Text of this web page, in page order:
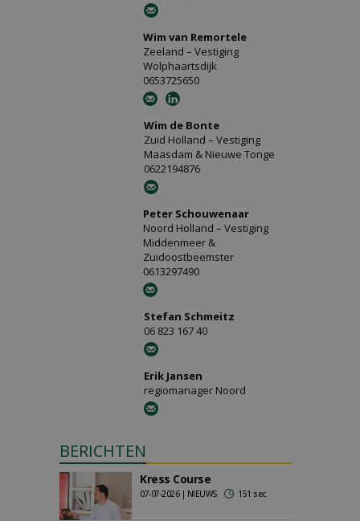
Wim van Remortele
Zeeland – Vestiging
Wolphaartsdijk
0653725650
Wim de Bonte
Zuid Holland – Vestiging
Maasdam & Nieuwe Tonge
0622194876
Peter Schouwenaar
Noord Holland – Vestiging
Middenmeer &
Zuidoostbeemster
0613297490
Stefan Schmeitz
06 823 167 40
Erik Jansen
regiomanager Noord
BERICHTEN
Kress Course
07-07-2026 | NIEUWS 151 sec